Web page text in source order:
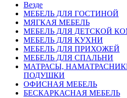
Везде
МЕБЕЛЬ ДЛЯ ГОСТИНОЙ
МЯГКАЯ МЕБЕЛЬ
МЕБЕЛЬ ДЛЯ ДЕТСКОЙ
МЕБЕЛЬ ДЛЯ КУХНИ
МЕБЕЛЬ ДЛЯ ПРИХОЖЕЙ
МЕБЕЛЬ ДЛЯ СПАЛЬНИ
МАТРАСЫ,
ПОДУШКИ
ОФИСНАЯ МЕБЕЛЬ
БЕСКАРКАСНАЯ МЕБЕЛЬ